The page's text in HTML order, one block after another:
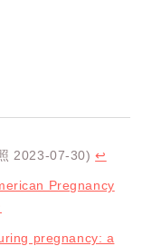
2023-07-30)↩︎
Pregnancy
pregnancy: a